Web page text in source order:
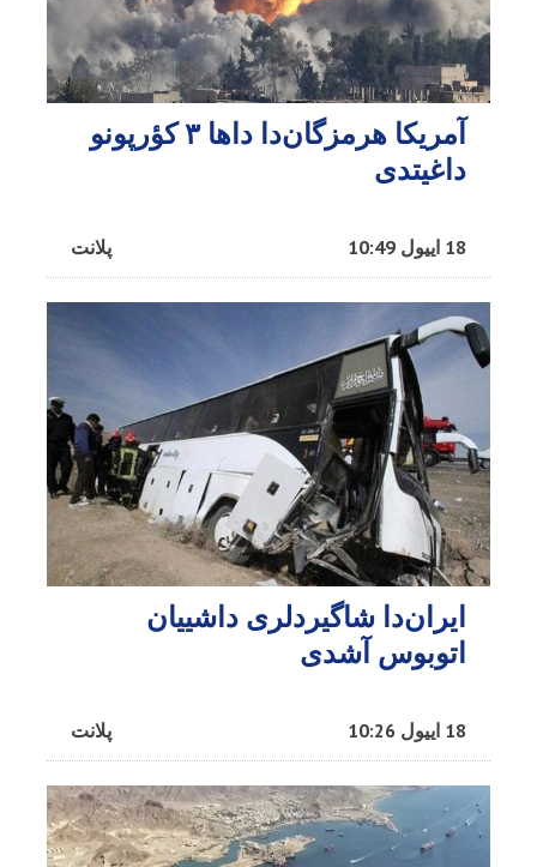
آمریکا هرمزگان‌دا داها ۳ کؤرپونو
داغیتدی
پلانت 18 اییول 10:49
ایران‌دا شاگیردلری داشییان
اتوبوس آشدی
پلانت 18 اییول 10:26